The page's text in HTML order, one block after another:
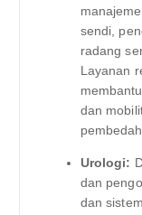
sendi,
radang
Layanan
dan
Urologi:
dan
dan